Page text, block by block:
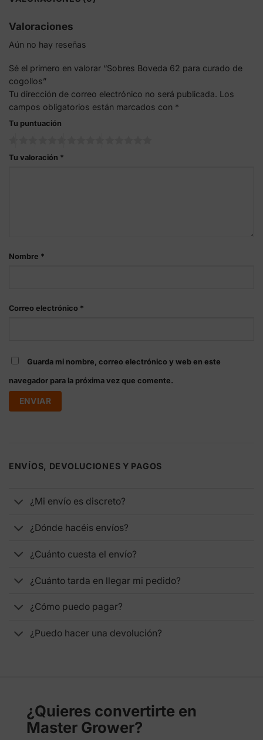
Valoraciones
Aún no hay reseñas
Sé el primero en valorar “Sobres Boveda 62 para curado de
cogollos”
Tu dirección de correo electrónico no será publicada. Los
campos obligatorios están marcados con *
Tu puntuación
Tu valoración *
Nombre *
Correo electrónico *
Guarda mi nombre, correo electrónico y web en este
navegador para la próxima vez que comente.
ENVÍOS, DEVOLUCIONES Y PAGOS
¿Mi envío es discreto?
¿Dónde hacéis envíos?
¿Cuánto cuesta el envío?
¿Cuánto tarda en llegar mi pedido?
¿Cómo puedo pagar?
¿Puedo hacer una devolución?
¿Quieres convertirte en
Master Grower?